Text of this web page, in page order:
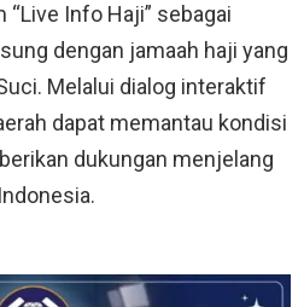
Info Haji” sebagai
dengan jamaah haji yang
Melalui dialog interaktif
dapat memantau kondisi
dukungan menjelang